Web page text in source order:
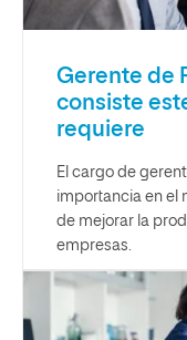
Gerente de
consiste
requiere
El cargo de
importancia en el
de mejorar la
empresas.